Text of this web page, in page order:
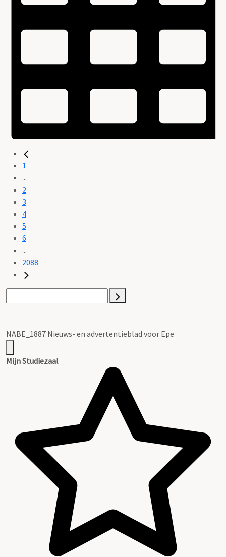
1
...
2
3
4
5
6
...
2088
NABE_1887 Nieuws- en advertentieblad voor Epe
Mijn Studiezaal